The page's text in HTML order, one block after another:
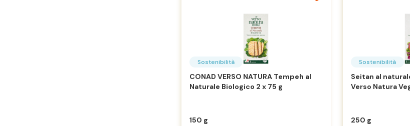
Sostenibilità
CONAD VERSO NATURA Tempeh al
Naturale Biologico 2 x 75 g
150 g
Sostenibilità
Seitan al
Verso Natura
250 g